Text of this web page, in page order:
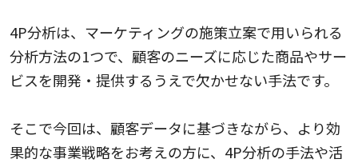
4P分析は、マーケティングの施策立案で用いられる
分析方法の1つで、顧客のニーズに応じた商品やサー
ビスを開発・提供するうえで欠かせない手法です。
そこで今回は、顧客データに基づきながら、より効
果的な事業戦略をお考えの方に、4P分析の手法や活